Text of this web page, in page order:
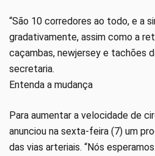
“São 10 corredores ao todo, e a
gradativamente, assim como a
caçambas, newjersey e tachões
secretaria.
Entenda a mudança
Para aumentar a velocidade de
anunciou na sexta-feira (7) um
das vias arteriais. “Nós